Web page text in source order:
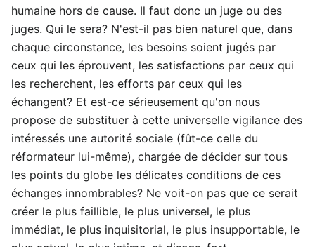
humaine hors de cause. Il faut donc un juge ou des
juges. Qui le sera? N'est-il pas bien naturel que, dans
chaque circonstance, les besoins soient jugés par
ceux qui les éprouvent, les satisfactions par ceux qui
les recherchent, les efforts par ceux qui les
échangent? Et est-ce sérieusement qu'on nous
propose de substituer à cette universelle vigilance des
intéressés une autorité sociale (fût-ce celle du
réformateur lui-même), chargée de décider sur tous
les points du globe les délicates conditions de ces
échanges innombrables? Ne voit-on pas que ce serait
créer le plus faillible, le plus universel, le plus
immédiat, le plus inquisitorial, le plus insupportable, le